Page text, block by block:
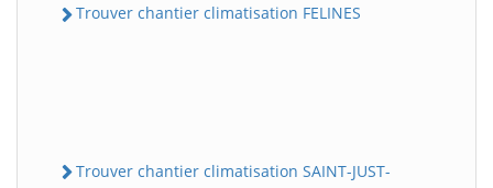
Trouver chantier climatisation FELINES
Trouver chantier climatisation SAINT-JUST-